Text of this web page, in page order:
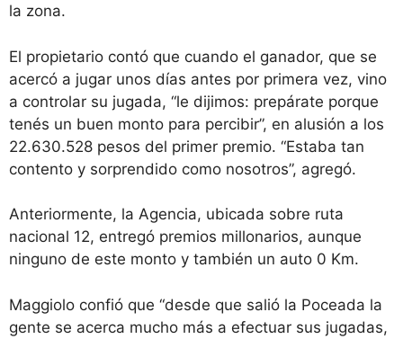
la zona.
El propietario contó que cuando el ganador, que se
acercó a jugar unos días antes por primera vez, vino
a controlar su jugada, “le dijimos: prepárate porque
tenés un buen monto para percibir”, en alusión a los
22.630.528 pesos del primer premio. “Estaba tan
contento y sorprendido como nosotros”, agregó.
Anteriormente, la Agencia, ubicada sobre ruta
nacional 12, entregó premios millonarios, aunque
ninguno de este monto y también un auto 0 Km.
Maggiolo confió que “desde que salió la Poceada la
gente se acerca mucho más a efectuar sus jugadas,